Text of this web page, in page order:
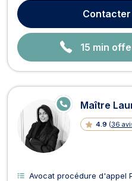
la peine. Il intervient dans
qu’en contentieux. À ce tit...
Contacter
15 min
Maître
4.9 (36
E
N
G
E
Avocat procédure d'appel